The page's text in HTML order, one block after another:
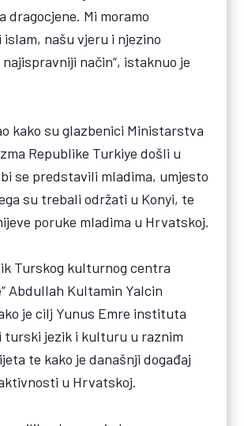
dragocjene. Mi moramo
našu vjeru i njezino
način“, istaknuo je
kako su glazbenici Ministarstva
Republike Turkiye došli u
se predstavili mladima, umjesto
su trebali održati u Konyi, te
poruke mladima u Hrvatskoj.
Turskog kulturnog centra
Abdullah Kultamin Yalcin
je cilj Yunus Emre instituta
jezik i kulturu u raznim
te kako je današnji događaj
u Hrvatskoj.